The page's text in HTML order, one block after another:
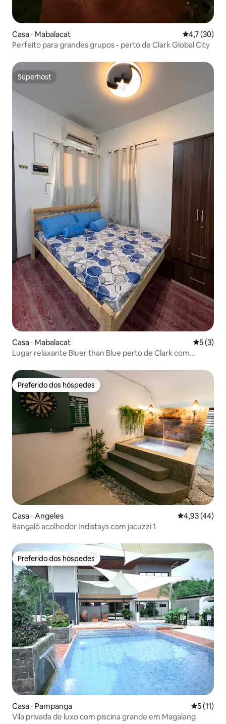
Casa ⋅ Mabalacat 4,7 de uma
4,7 (30)
Perfeito para grandes grupos - perto de Clark Global City
Superhost
Superhost
Casa ⋅ Mabalacat 5 de
5 (3)
Lugar relaxante Bluer than Blue perto de Clark com
Preferido dos hóspedes
Preferido dos hóspedes
Casa ⋅ Angeles 4,93 de uma
4,93 (44)
Bangalô acolhedor Indistays com jacuzzi 1
Preferido dos hóspedes
Preferido dos hóspedes
Casa ⋅ Pampanga 5 de uma
5 (11)
Vila privada de luxo com piscina grande em Magalang